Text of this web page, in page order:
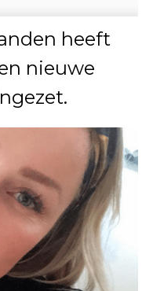
heeft
nieuwe